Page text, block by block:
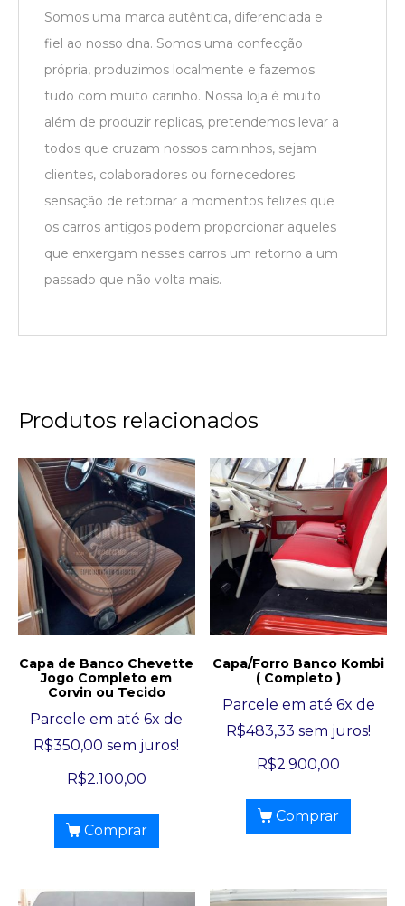
Somos uma marca autêntica, diferenciada e
fiel ao nosso dna. Somos uma confecção
própria, produzimos localmente e fazemos
tudo com muito carinho. Nossa loja é muito
além de produzir replicas, pretendemos levar a
todos que cruzam nossos caminhos, sejam
clientes, colaboradores ou fornecedores
sensação de retornar a momentos felizes que
os carros antigos podem proporcionar aqueles
que enxergam nesses carros um retorno a um
passado que não volta mais.
Produtos relacionados
Capa de Banco Chevette
Jogo Completo em
Corvin ou Tecido
Parcele em até 6x de
R$350,00 sem juros!
R$2.100,00
Comprar
Capa/Forro Banco Kombi
( Completo )
Parcele em até 6x de
R$483,33 sem juros!
R$2.900,00
Comprar